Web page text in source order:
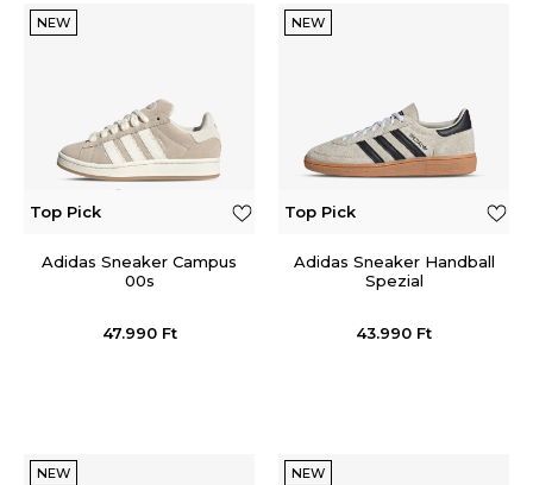
NEW
Top Pick
Adidas Sneaker Campus
00s
47.990 Ft
NEW
Top Pick
Adidas Sneaker Handball
Spezial
43.990 Ft
NEW NEW